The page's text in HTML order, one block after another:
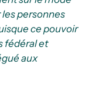
personnes
ce pouvoir
fédéral et
aux